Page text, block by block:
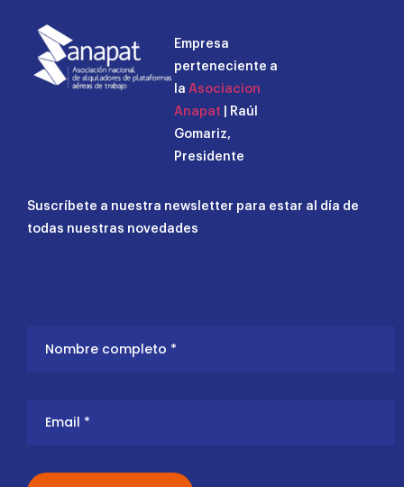
Empresa
perteneciente a
la Asociacion
Anapat | Raúl
Gomariz,
Presidente
Suscríbete a nuestra newsletter para estar al día de
todas nuestras novedades